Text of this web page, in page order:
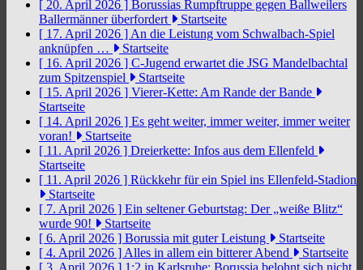
[ 20. April 2026 ] Borussias Rumpftruppe gegen Ballweilers
Ballermänner überfordert
Startseite
[ 17. April 2026 ] An die Leistung vom Schwalbach-Spiel
anknüpfen …
Startseite
[ 16. April 2026 ] C-Jugend erwartet die JSG Mandelbachtal
zum Spitzenspiel
Startseite
[ 15. April 2026 ] Vierer-Kette: Am Rande der Bande
Startseite
[ 14. April 2026 ] Es geht weiter, immer weiter, immer weiter
voran!
Startseite
[ 11. April 2026 ] Dreierkette: Infos aus dem Ellenfeld
Startseite
[ 11. April 2026 ] Rückkehr für ein Spiel ins Ellenfeld-Stadion
Startseite
[ 7. April 2026 ] Ein seltener Geburtstag: Der „weiße Blitz“
wurde 90!
Startseite
[ 6. April 2026 ] Borussia mit guter Leistung
Startseite
[ 4. April 2026 ] Alles in allem ein bitterer Abend
Startseite
[ 3. April 2026 ] 1:2 in Karlsruhe: Borussia belohnt sich nicht